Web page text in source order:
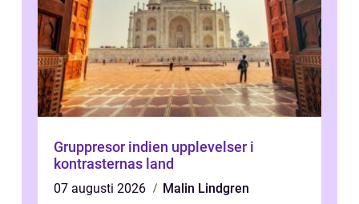
Gruppresor indien upplevelser i
kontrasternas land
07 augusti 2026
Malin Lindgren